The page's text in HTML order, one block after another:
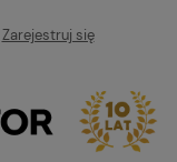
Zarejestruj się